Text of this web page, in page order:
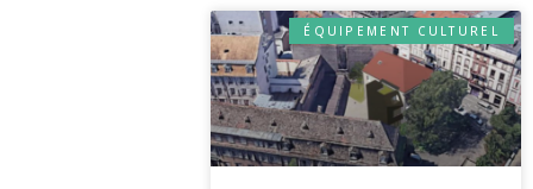
ÉQUIPEMENT CULTUREL